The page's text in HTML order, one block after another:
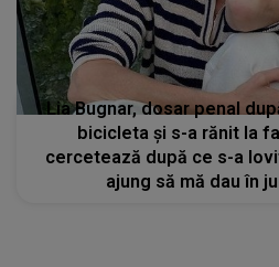
Lia Bugnar, dosar penal
bicicleta și s-a rănit la
cercetează după ce s-a
ajung să mă dau în